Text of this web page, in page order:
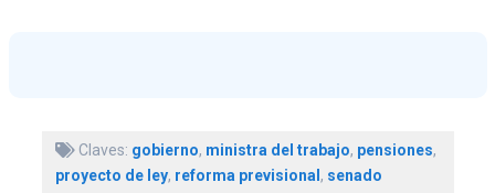
Claves: gobierno, ministra del trabajo, pensiones,
proyecto de ley, reforma previsional, senado